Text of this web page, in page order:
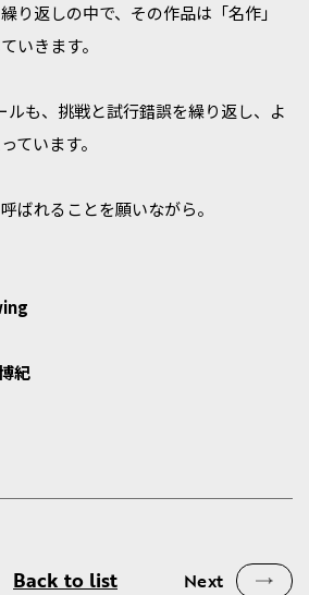
り返しの中で、その作品は「名作」
いきます。
ルも、挑戦と試行錯誤を繰り返し、よ
ています。
ばれることを願いながら。
紀
Back to list Next